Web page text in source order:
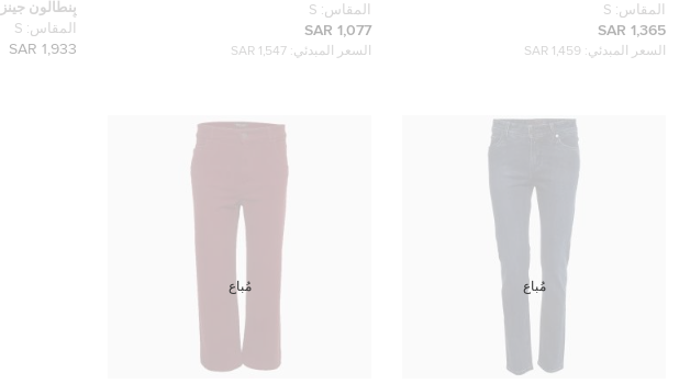
المقاس: S
1,365 SAR
السعر المبدئي: 1,459 SAR
المقاس: S
1,077 SAR
السعر المبدئي: 1,547 SAR
بِنطالون
أزرق دِنيم
المقاس: S
1,933 SAR
مُباع مُباع